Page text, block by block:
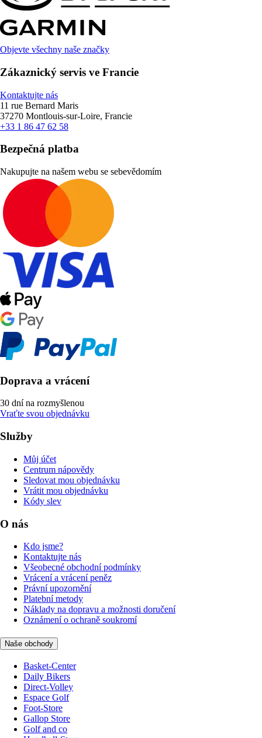
Objevte všechny naše značky
Zákaznický servis ve Francie
Kontaktujte nás
11 rue Bernard Maris
37270 Montlouis-sur-Loire, Francie
+33 1 86 47 62 58
Bezpečná platba
Nakupujte na našem webu se sebevědomím
Doprava a vrácení
30 dní na rozmyšlenou
Vraťte svou objednávku
Služby
Můj účet
Centrum nápovědy
Sledovat mou objednávku
Vrátit mou objednávku
Kódy slev
O nás
Kdo jsme?
Kontaktujte nás
Všeobecné obchodní podmínky
Vrácení a vrácení peněz
Právní upozornění
Platební metody
Náklady na dopravu a možnosti doručení
Oznámení o ochraně soukromí
Naše obchody
Basket-Center
Daily Bikers
Direct-Volley
Espace Golf
Foot-Store
Gallop Store
Golf and co